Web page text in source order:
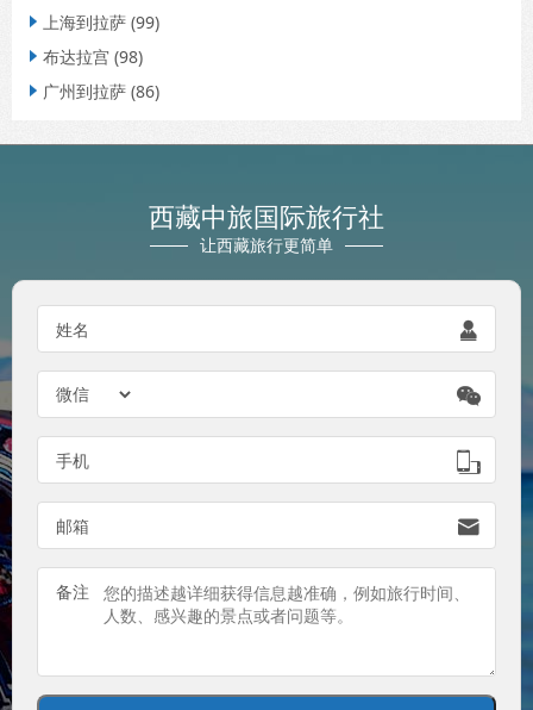
 上海到拉萨 (99)
 布达拉宫 (98)
 广州到拉萨 (86)
西藏中旅国际旅行社
让西藏旅行更简单
姓名 

手机 
邮箱 
备注